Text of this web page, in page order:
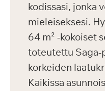
kodissasi, jonka
mieleiseksesi.
64 m² -kokoiset
toteutettu Saga-
korkeiden
Kaikissa